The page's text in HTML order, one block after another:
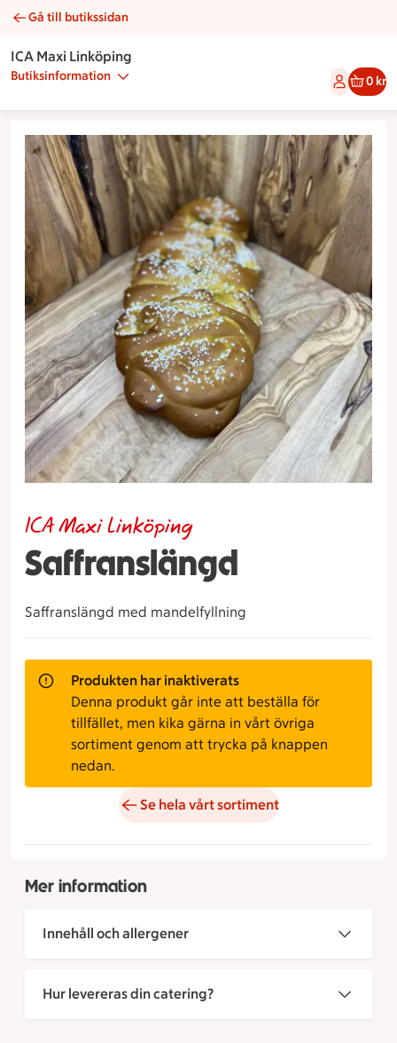
Saffranslängd | Catering ICA Maxi Linköping
Gå till butikssidan
ICA Maxi Linköping
Butiksinformation 0 kr
Saffranslängd
ICA Maxi Linköping
Saffranslängd med mandelfyllning
Produkten har inaktiverats
Denna produkt går inte att beställa för
tillfället, men kika gärna in vårt övriga
sortiment genom att trycka på knappen
nedan.
Se hela vårt sortiment
Mer information
Innehåll och allergener
Hur levereras din catering?